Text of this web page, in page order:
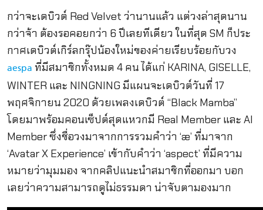
กว่าจะเดบิวต์ Red Velvet ว่านานแล้ว แต่วงล่าสุดนาน
กว่าจ้า ต้องรอคอยกว่า 6 ปีเลยทีเดียว ในที่สุด SM ก็ประ
กาศเดบิวต์เกิร์ลกรุ๊ปน้องใหม่ของค่ายเรียบร้อยกับวง
aespa ที่มีสมาชิกทั้งหมด 4 คน ได้แก่ KARINA, GISELLE,
WINTER และ NINGNING มีแผนจะเดบิวต์วันที่ 17
พฤศจิกายน 2020 ด้วยเพลงเดบิวต์ “Black Mamba”
โดยมาพร้อมคอนเซ็ปต์สุดแหวกมี Real Member และ AI
Member ซึ่งชื่อวงมาจากการรวมคำว่า ‘æ’ ที่มาจาก
‘Avatar X Experience’ เข้ากับคำว่า ‘aspect’ ที่มีความ
หมายว่ามุมมอง จากคลิปแนะนำสมาชิกที่ออกมา บอก
เลยว่าความสามารถดูไม่ธรรมดา น่าจับตามองมาก